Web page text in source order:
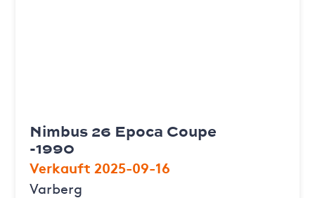
Nimbus 26 Epoca Coupe
-1990
Verkauft 2025-09-16
Varberg